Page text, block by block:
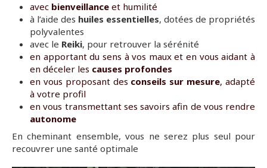
avec bienveillance et humilité
à l’aide des huiles essentielles, dotées de propriétés
polyvalentes
avec le Reiki, pour retrouver la sérénité
en apportant du sens à vos maux et en vous aidant à
en déceler les causes profondes
en vous proposant des conseils sur mesure, adapté
à votre profil
en vous transmettant ses savoirs afin de vous rendre
autonome
En cheminant ensemble, vous ne serez plus seul pour
recouvrer une santé optimale